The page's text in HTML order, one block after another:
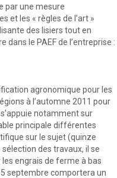
par une mesure
et les « règles de l’art »
des lisiers tout en
dans le PAEF de l’entreprise :
agronomique pour les
à l’automne 2011 pour
notamment sur
principale différentes
sur le sujet (quinze
des travaux, il se
engrais de ferme à bas
septembre comportera un